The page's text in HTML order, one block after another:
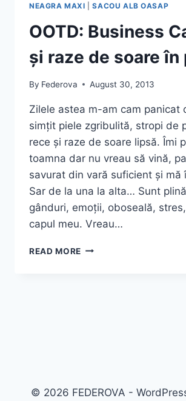
NEAGRA MAXI |SACOU ALB OASAP
OOTD: Business
și raze de soare în
By Federova August 30, 2013
Zilele astea m-am cam panicat
simțit piele zgribulită, stropi de
rece și raze de soare lipsă. Îmi
toamna dar nu vreau să vină,
savurat din vară suficient și mă
Sar de la una la alta… Sunt
gânduri, emoții, oboseală,
capul meu. Vreau…
READ MORE OOTD:
© 2026 FEDEROVA -